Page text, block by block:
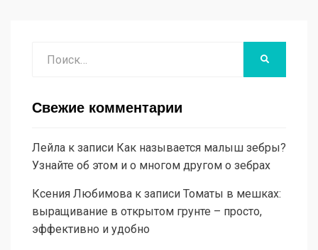
Свежие комментарии
Лейла к записи Как называется малыш зебры?
Узнайте об этом и о многом другом о зебрах
Ксения Любимова к записи Томаты в мешках:
выращивание в открытом грунте – просто,
эффективно и удобно